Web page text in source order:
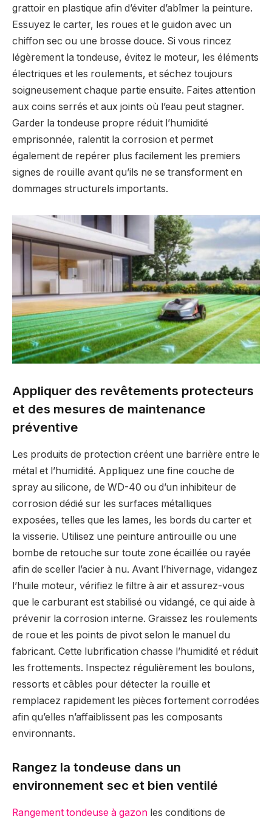
grattoir en plastique afin d’éviter d’abîmer la peinture.
Essuyez le carter, les roues et le guidon avec un
chiffon sec ou une brosse douce. Si vous rincez
légèrement la tondeuse, évitez le moteur, les éléments
électriques et les roulements, et séchez toujours
soigneusement chaque partie ensuite. Faites attention
aux coins serrés et aux joints où l’eau peut stagner.
Garder la tondeuse propre réduit l’humidité
emprisonnée, ralentit la corrosion et permet
également de repérer plus facilement les premiers
signes de rouille avant qu’ils ne se transforment en
dommages structurels importants.
Appliquer des revêtements protecteurs
et des mesures de maintenance
préventive
Les produits de protection créent une barrière entre le
métal et l’humidité. Appliquez une fine couche de
spray au silicone, de WD-40 ou d’un inhibiteur de
corrosion dédié sur les surfaces métalliques
exposées, telles que les lames, les bords du carter et
la visserie. Utilisez une peinture antirouille ou une
bombe de retouche sur toute zone écaillée ou rayée
afin de sceller l’acier à nu. Avant l’hivernage, vidangez
l’huile moteur, vérifiez le filtre à air et assurez-vous
que le carburant est stabilisé ou vidangé, ce qui aide à
prévenir la corrosion interne. Graissez les roulements
de roue et les points de pivot selon le manuel du
fabricant. Cette lubrification chasse l’humidité et réduit
les frottements. Inspectez régulièrement les boulons,
ressorts et câbles pour détecter la rouille et
remplacez rapidement les pièces fortement corrodées
afin qu’elles n’affaiblissent pas les composants
environnants.
Rangez la tondeuse dans un
environnement sec et bien ventilé
Rangement tondeuse à gazon les conditions de